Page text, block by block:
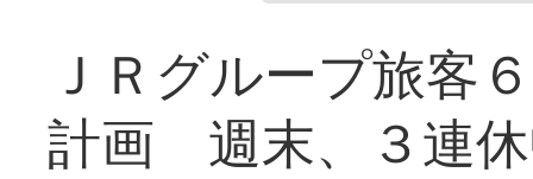
ＪＲグループ旅客
計画 週末、３連